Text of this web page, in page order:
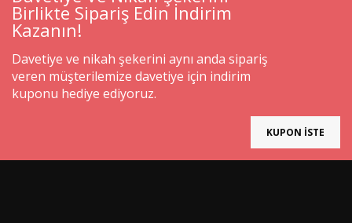
Birlikte Sipariş Edin İndirim
Kazanın!
Davetiye ve nikah şekerini aynı anda sipariş
veren müşterilemize davetiye için indirim
kuponu hediye ediyoruz.
KUPON İSTE